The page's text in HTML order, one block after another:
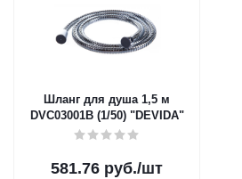
Шланг для душа 1,5 м
DVC03001B (1/50) "DEVIDA"
581.76 руб./шт